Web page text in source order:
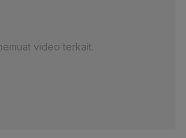
video terkait.